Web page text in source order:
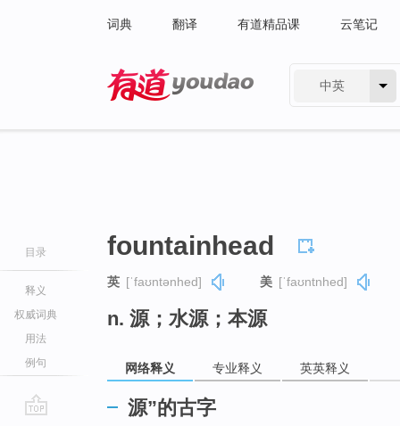
词典 翻译 有道精品课 云笔记
中英
目录
释义
权威词典
用法
例句
fountainhead
英 [ˈfaʊntənhed] 美 [ˈfaʊntnhed]
n. 源；水源；本源
网络释义 专业释义 英英释义
源”的古字